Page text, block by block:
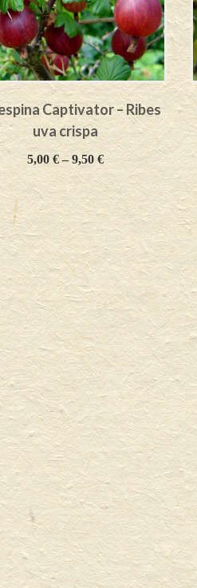
Captivator – Ribes
uva crispa
5,00€–9,50 €